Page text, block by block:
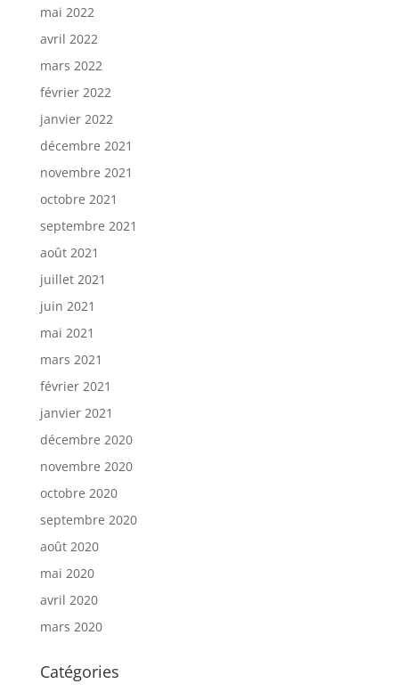
mai 2022
avril 2022
mars 2022
février 2022
janvier 2022
décembre 2021
novembre 2021
octobre 2021
septembre 2021
août 2021
juillet 2021
juin 2021
mai 2021
mars 2021
février 2021
janvier 2021
décembre 2020
novembre 2020
octobre 2020
septembre 2020
août 2020
mai 2020
avril 2020
mars 2020
Catégories